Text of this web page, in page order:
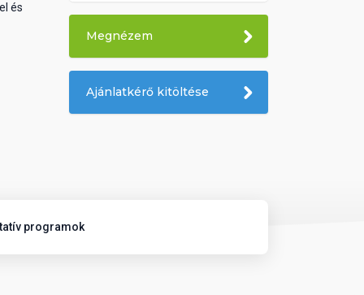
és
Megnézem
Ajánlatkérő kitöltése
programok